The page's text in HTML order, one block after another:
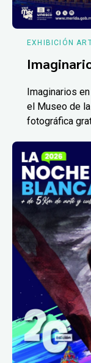
EXHIBICIÓN
Imaginarios
el Museo de
fotográfica